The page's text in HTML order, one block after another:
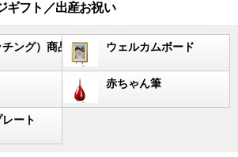
ギフト／出産お祝い
ング）商品 ウェルカムボード
赤ちゃん筆
ート